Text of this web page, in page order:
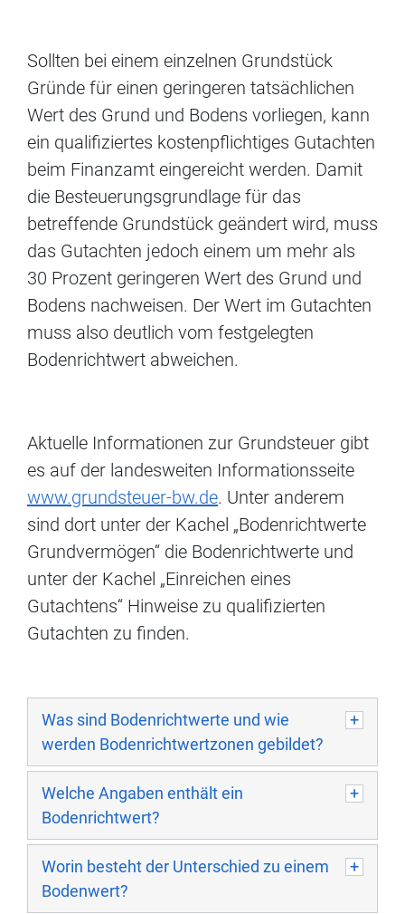
Sollten bei einem einzelnen Grundstück
Gründe für einen geringeren tatsächlichen
Wert des Grund und Bodens vorliegen, kann
ein qualifiziertes kostenpflichtiges Gutachten
beim Finanzamt eingereicht werden. Damit
die Besteuerungsgrundlage für das
betreffende Grundstück geändert wird, muss
das Gutachten jedoch einem um mehr als
30 Prozent geringeren Wert des Grund und
Bodens nachweisen. Der Wert im Gutachten
muss also deutlich vom festgelegten
Bodenrichtwert abweichen.
Aktuelle Informationen zur Grundsteuer gibt
es auf der landesweiten Informationsseite
www.grundsteuer-bw.de. Unter anderem
sind dort unter der Kachel „Bodenrichtwerte
Grundvermögen“ die Bodenrichtwerte und
unter der Kachel „Einreichen eines
Gutachtens“ Hinweise zu qualifizierten
Gutachten zu finden.
Was sind Bodenrichtwerte und wie
werden Bodenrichtwertzonen gebildet?
Welche Angaben enthält ein
Bodenrichtwert?
Worin besteht der Unterschied zu einem
Bodenwert?